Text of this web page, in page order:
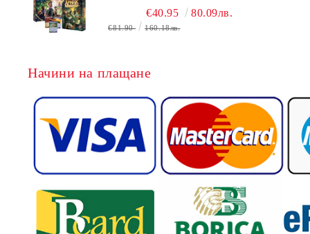
ЕКСПЕДИЦИИ + ПРОМО КАРТИ
БЕЗПЛАТНО
€40.95 80.09лв.
€81.90 160.18лв.
Начини на плащане